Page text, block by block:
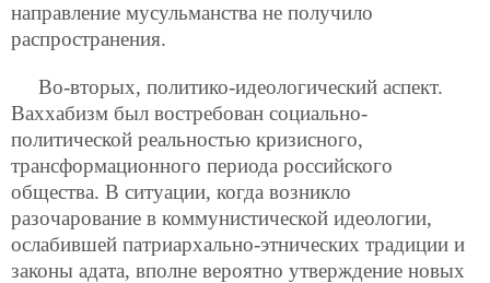
направление мусульманства не получило
распространения.
Во-вторых, политико-идеологический аспект.
Ваххабизм был востребован социально-
политической реальностью кризисного,
трансформационного периода российского
общества. В ситуации, когда возникло
разочарование в коммунистической идеологии,
ослабившей патриархально-этнических традиции и
законы адата, вполне вероятно утверждение новых